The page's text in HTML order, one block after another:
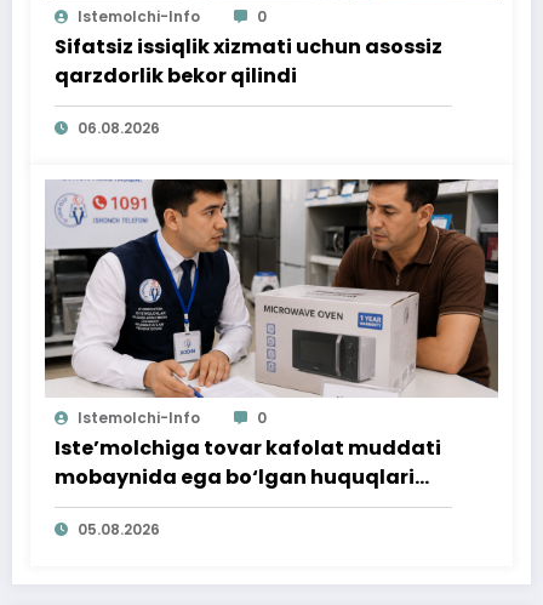
Istemolchi-Info 0
Sifatsiz issiqlik xizmati uchun asossiz
qarzdorlik bekor qilindi
06.08.2026
Istemolchi-Info 0
Iste’molchiga tovar kafolat muddati
mobaynida ega bo‘lgan huquqlari
ta’minlab berildi
05.08.2026